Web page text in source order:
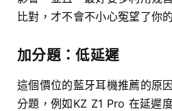
比對，才不會不小心冤望了你
加分題：低延遲
這個價位的藍牙耳機推薦的原
分題，例如KZ Z1 Pro 在延遲